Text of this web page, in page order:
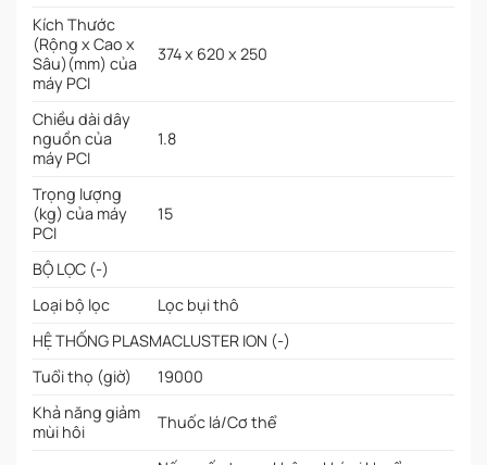
Kích Thước
(Rộng x Cao x
Sâu)(mm) của
máy PCI
374 x 620 x 250
Chiều dài dây
nguồn của
máy PCI
1.8
Trọng lượng
(kg) của máy
PCI
15
BỘ LỌC (-)
Loại bộ lọc
Lọc bụi thô
HỆ THỐNG PLASMACLUSTER ION (-)
Tuổi thọ (giờ)
19000
Khả năng giảm
mùi hôi
Thuốc lá/Cơ thể